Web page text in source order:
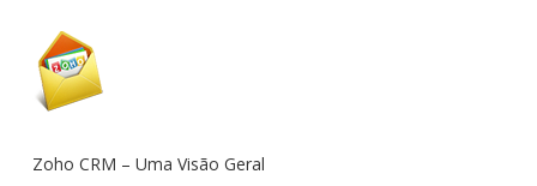
Zoho CRM – Uma Visão Geral